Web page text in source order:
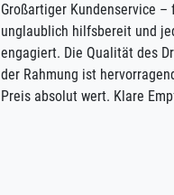
Outstanding quality and
support. - the quality of the
excellent and difficult to
from the real thing; it will be
for high-quality art prints